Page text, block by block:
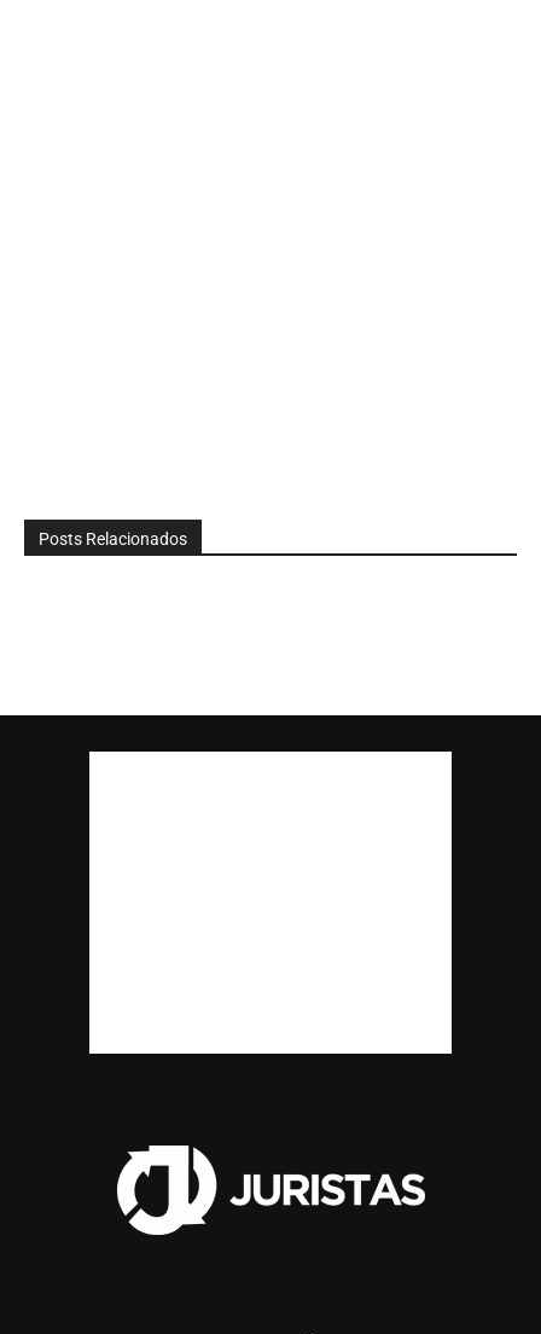
Posts Relacionados